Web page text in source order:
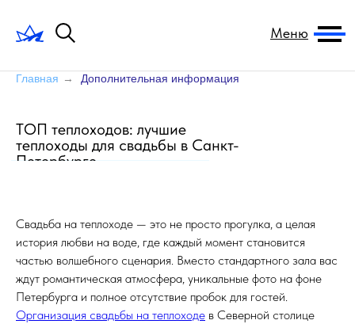
Меню
Главная → Дополнительная информация
ТОП теплоходов: лучшие
теплоходы для свадьбы в Санкт-
Петербурге
Свадьба на теплоходе — это не просто прогулка, а целая
история любви на воде, где каждый момент становится
частью волшебного сценария. Вместо стандартного зала вас
ждут романтическая атмосфера, уникальные фото на фоне
Петербурга и полное отсутствие пробок для гостей.
Организация свадьбы на теплоходе в Северной столице